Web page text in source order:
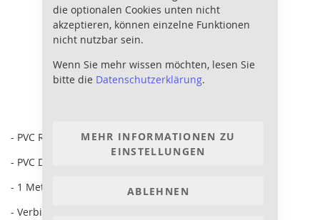
die optionalen Cookies unten nicht
akzeptieren, können einzelne Funktionen
nicht nutzbar sein.
Wenn Sie mehr wissen möchten, lesen Sie
bitte die Datenschutzerklärung.
MEHR INFORMATIONEN ZU
EINSTELLUNGEN
ABLEHNEN
- PVC Rohr von 10 mm bis 63 mm
- PVC Druckrohr bis 10 Bar
- 1 Meter Rohr ohne Muffe
- Verbindung durch Doppelmuffe oder Fittinge